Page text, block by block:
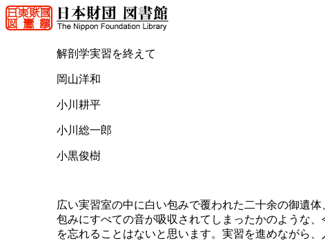
解剖学実習を終えて
岡山洋和
小川耕平
小川総一郎
小黒俊樹
広い実習室の中に白い包みで覆われた二十余の御遺
包みにすべての音が吸収されてしまったかのような
を忘れることはないと思います。実習を進めながら